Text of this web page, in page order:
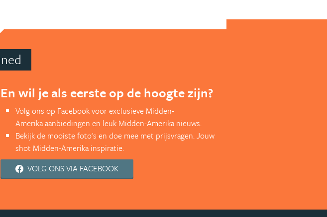
En wil je als eerste op de hoogte zijn?
Volg ons op Facebook voor exclusieve Midden-
Amerika aanbiedingen en leuk Midden-Amerika nieuws.
Bekijk de mooiste foto's en doe mee met prijsvragen. Jouw
shot Midden-Amerika inspiratie.
VOLG ONS VIA FACEBOOK